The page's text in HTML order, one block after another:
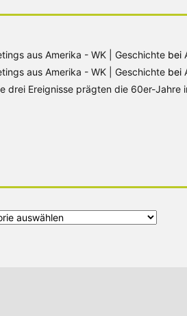
aus Amerika - WK | Geschichte bei
aus Amerika - WK | Geschichte bei
drei Ereignisse prägten die 60er-Jahre